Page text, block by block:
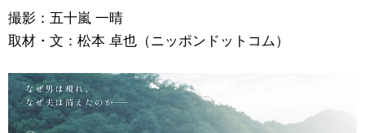
撮影：五十嵐 一晴
取材・文：松本 卓也（ニッポンドットコム）